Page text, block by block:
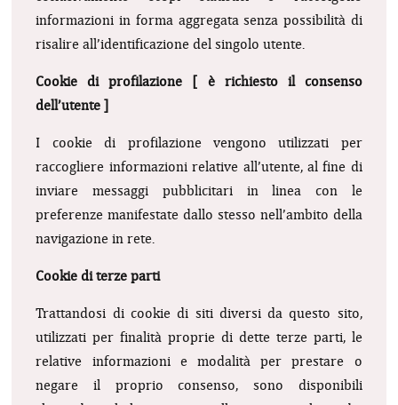
informazioni in forma aggregata senza possibilità di
risalire all’identificazione del singolo utente.
Cookie di profilazione [ è richiesto il consenso
dell’utente ]
I cookie di profilazione vengono utilizzati per
raccogliere informazioni relative all’utente, al fine di
inviare messaggi pubblicitari in linea con le
preferenze manifestate dallo stesso nell’ambito della
navigazione in rete.
Cookie di terze parti
Trattandosi di cookie di siti diversi da questo sito,
utilizzati per finalità proprie di dette terze parti, le
relative informazioni e modalità per prestare o
negare il proprio consenso, sono disponibili